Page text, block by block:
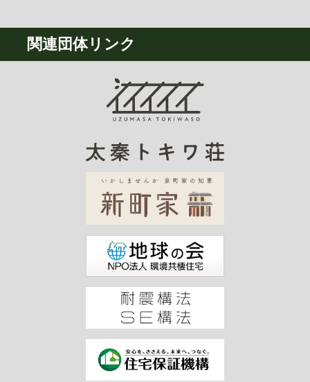
関連団体リンク